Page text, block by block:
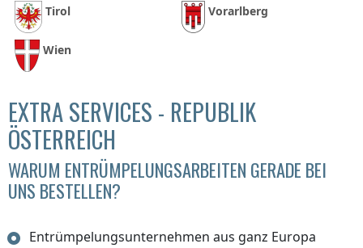
Tirol Vorarlberg
Wien
EXTRA SERVICES - REPUBLIK
ÖSTERREICH
WARUM ENTRÜMPELUNGSARBEITEN GERADE BEI
UNS BESTELLEN?
Entrümpelungsunternehmen aus ganz Europa